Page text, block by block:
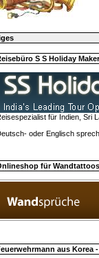
S S Holiday
für Indien, Sri
oder Englisch
für Wandtattoos
aus Korea